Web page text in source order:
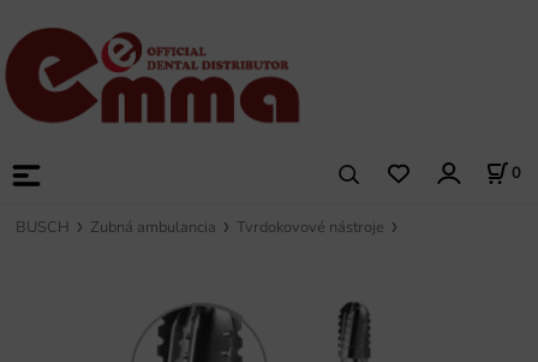
0
BUSCH Zubná ambulancia Tvrdokovové nástroje